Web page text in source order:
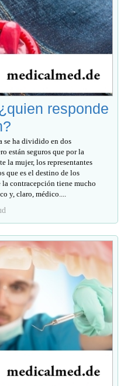
responde
se ha dividido en dos
están seguros que por la
la mujer, los representantes
que es el destino de los
contracepción tiene mucho
y, claro, médico....